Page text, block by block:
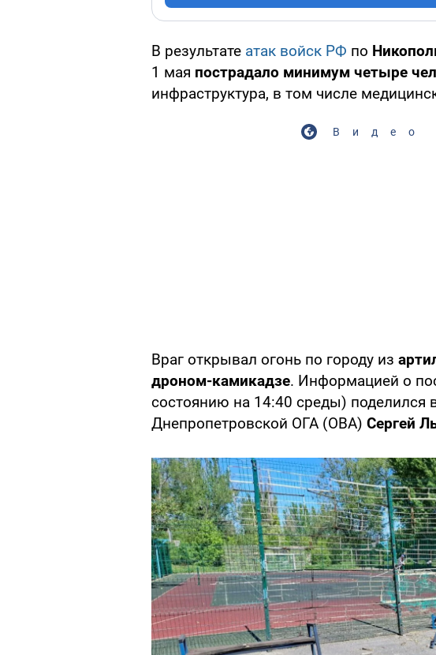
В результате атак войск РФ по
1 мая пострадало минимум четыре
инфраструктура, в том числе
Видео
Враг открывал огонь по городу из
дроном-камикадзе. Информацией о
состоянию на 14:40 среды) поделился
Днепропетровской ОГА (ОВА) Сергей